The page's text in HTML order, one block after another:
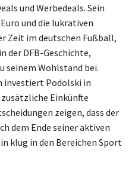
und Werbedeals. Sein
und die lukrativen
Zeit im deutschen Fußball,
der DFB-Geschichte,
seinem Wohlstand bei.
investiert Podolski in
Einkünfte
zeigen, dass der
dem Ende seiner aktiven
klug in den Bereichen Sport